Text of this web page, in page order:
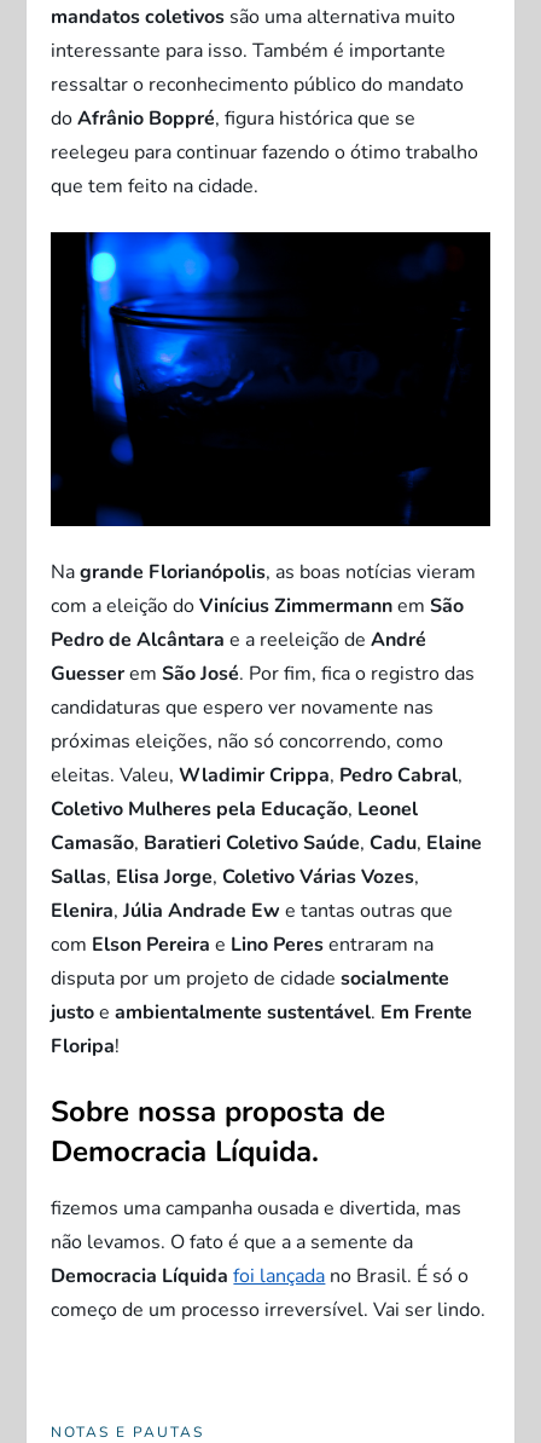
mandatos coletivos são uma alternativa muito
interessante para isso. Também é importante
ressaltar o reconhecimento público do mandato
doAfrânio Boppré, figura histórica que se
reelegeu para continuar fazendo o ótimo trabalho
que tem feito na cidade.
Nagrande Florianópolis, as boas notícias vieram
com a eleição doVinícius ZimmermannemSão
Pedro de Alcântara e a reeleição deAndré
Guesserem São José. Por fim, fica o registro das
candidaturas que espero ver novamente nas
próximas eleições, não só concorrendo, como
eleitas. Valeu,Wladimir Crippa, Pedro Cabral,
Coletivo Mulheres pela Educação, Leonel
Camasão, Baratieri Coletivo Saúde,Cadu, Elaine
Sallas, Elisa Jorge,Coletivo Várias Vozes,
Elenira,Júlia Andrade Ew e tantas outras que
com Elson Pereira e Lino Peresentraram na
disputa por um projeto de cidadesocialmente
justoeambientalmente sustentável. Em Frente
Floripa!
Sobre nossa proposta de
Democracia Líquida.
fizemos uma campanha ousada e divertida, mas
não levamos. O fato é que a a semente da
Democracia Líquida foi lançada no Brasil. É só o
começo de um processo irreversível. Vai ser lindo.
NOTAS E PAUTAS